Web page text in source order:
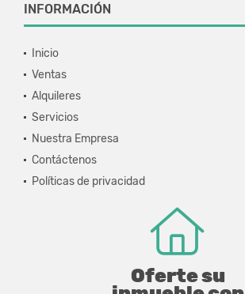
INFORMACIÓN
Inicio
Ventas
Alquileres
Servicios
Nuestra Empresa
Contáctenos
Políticas de privacidad
Oferte su